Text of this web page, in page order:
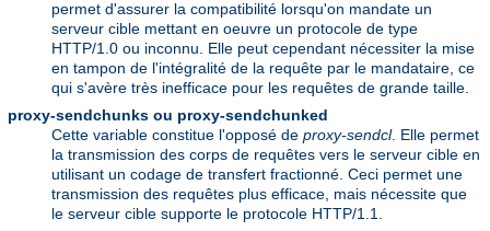
permet d'assurer la compatibilité lorsqu'on mandate un
serveur cible mettant en oeuvre un protocole de type
HTTP/1.0 ou inconnu. Elle peut cependant nécessiter la mise
en tampon de l'intégralité de la requête par le mandataire, ce
qui s'avère très inefficace pour les requêtes de grande taille.
proxy-sendchunks ou proxy-sendchunked
Cette variable constitue l'opposé de proxy-sendcl. Elle permet
la transmission des corps de requêtes vers le serveur cible en
utilisant un codage de transfert fractionné. Ceci permet une
transmission des requêtes plus efficace, mais nécessite que
le serveur cible supporte le protocole HTTP/1.1.